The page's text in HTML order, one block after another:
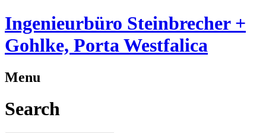
Ingenieurbüro Steinbrecher +
Gohlke, Porta Westfalica
Menu
Search